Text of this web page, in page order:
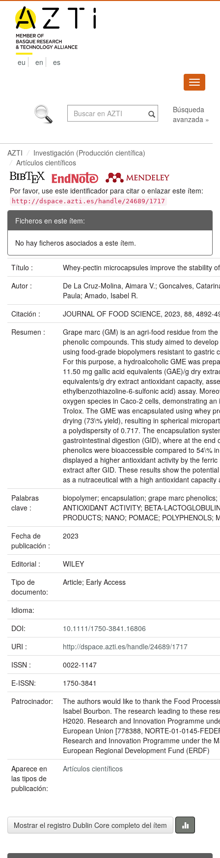
navigation
eu en es
Búsqueda
avanzada »
AZTI
Investigación (Producción científica)
Artículos científicos
Por favor, use este identificador para citar o enlazar este ítem:
http://dspace.azti.es/handle/24689/1717
Ficheros en este ítem:
No hay ficheros asociados a este ítem.
Título :
Whey-pectin microcapsules improve the stability
Autor :
De La Cruz-Molina, Aimara V.; Goncalves,
Paula; Amado, Isabel R.
Citación :
JOURNAL OF FOOD SCIENCE, 2023, 88, 4892-
Resumen :
Grape marc (GM) is an agri-food residue from
phenolic compounds. This study aimed to
using food-grade biopolymers resistant to gastric
For this purpose, a hydroalcoholic GME was
11.50 mg gallic acid equivalents (GAE)/g dry
equivalents/g dry extract antioxidant capacity,
ethylbenzothiazoline-6-sulfonic acid) assay.
oxygen species in Caco-2 cells, demonstrating
Trolox. The GME was encapsulated using whey
drying (73\% yield), resulting in spherical
a polydispersity of 0.717. The encapsulation
gastrointestinal digestion (GID), where at the end
phenolics were bioaccessible compared to 54\%
displayed a higher antioxidant activity by the
extract after GID. These results show the
as a nutraceutical with a high antioxidant
Palabras
clave :
biopolymer; encapsulation; grape marc
ANTIOXIDANT ACTIVITY; BETA-
PRODUCTS; NANO; POMACE; POLYPHENOLS;
Fecha de
publicación :
2023
Editorial :
WILEY
Tipo de
documento:
Article; Early Access
Idioma:
DOI:
10.1111/1750-3841.16806
URI :
http://dspace.azti.es/handle/24689/1717
ISSN :
0022-1147
E-ISSN:
1750-3841
Patrocinador:
The authors would like to thank the Food
Isabel Bourbon. The research leading to these
H2020. Research and Innovation Programme
European Union [778388, NORTE-01-0145-
Research and Innovation Programme under the
European Regional Development Fund (ERDF)
Aparece en
las tipos de
publicación:
Artículos científicos
Mostrar el registro Dublin Core completo del ítem